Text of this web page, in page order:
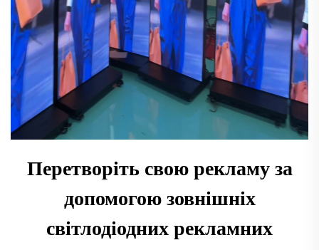
Перетворіть свою рекламу за
допомогою зовнішніх
світлодіодних рекламних